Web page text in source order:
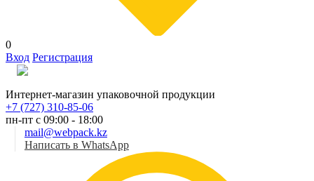
0
Вход Регистрация
Интернет-магазин упаковочной продукции
+7 (727) 310-85-06
пн-пт с 09:00 - 18:00
mail@webpack.kz
Написать в WhatsApp